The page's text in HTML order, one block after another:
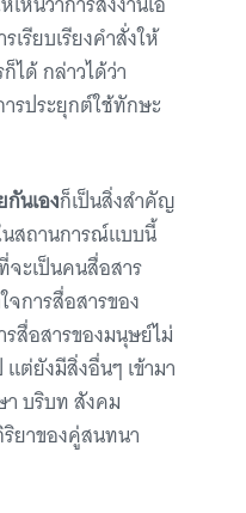
รียบเรียงคำสั่งให้
ได้ กล่าวได้ว่า
รประยุกต์ใช้ทักษะ
นเองก็เป็นสิ่งสำคัญ
นสถานการณ์แบบนี้
จะเป็นคนสื่อสาร
จการสื่อสารของ
สื่อสารของมนุษย์ไม่
ต่ยังมีสิ่งอื่นๆ เข้ามา
า บริบท สังคม
ยาของคู่สนทนา